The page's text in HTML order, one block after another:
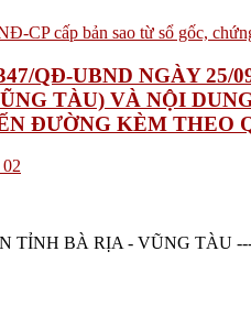
QĐ-UBND NGÀY
TÀU) VÀ NỘI
ĐƯỜNG KÈM THEO
TỈNH BÀ RỊA - VŨNG TÀU